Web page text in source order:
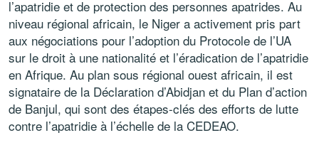
l’apatridie et de protection des personnes apatrides. Au
niveau régional africain, le Niger a activement pris part
aux négociations pour l’adoption du Protocole de l’UA
sur le droit à une nationalité et l’éradication de l’apatridie
en Afrique. Au plan sous régional ouest africain, il est
signataire de la Déclaration d’Abidjan et du Plan d’action
de Banjul, qui sont des étapes-clés des efforts de lutte
contre l’apatridie à l’échelle de la CEDEAO.